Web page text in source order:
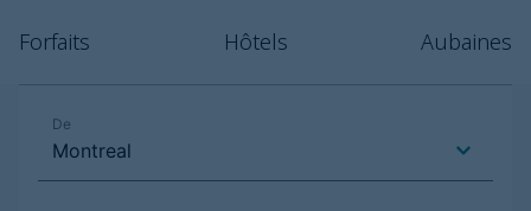
Forfaits Hôtels Aubaines